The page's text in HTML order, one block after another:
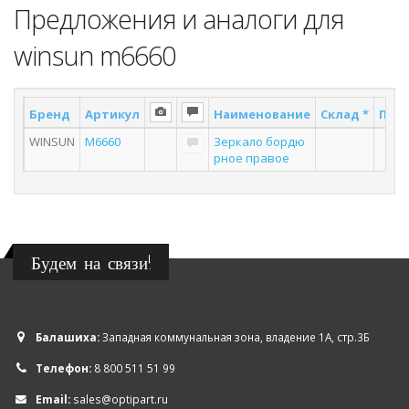
Предложения и аналоги для
winsun m6660
Бренд Артикул Наименование Склад *
WINSUN
M6660
Зеркало бордю
рное правое
Будем на связи!
Балашиха:Западная коммунальная зона, владение 1А, стр.3Б
Телефон: 8 800 511 51 99
Email: sales@optipart.ru